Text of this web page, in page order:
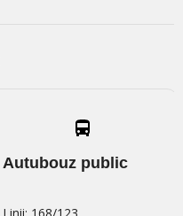
Autubouz public